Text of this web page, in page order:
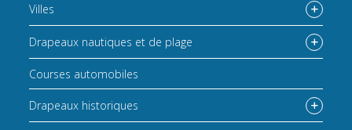
Villes
Drapeaux nautiques et de plage
Courses automobiles
Drapeaux historiques